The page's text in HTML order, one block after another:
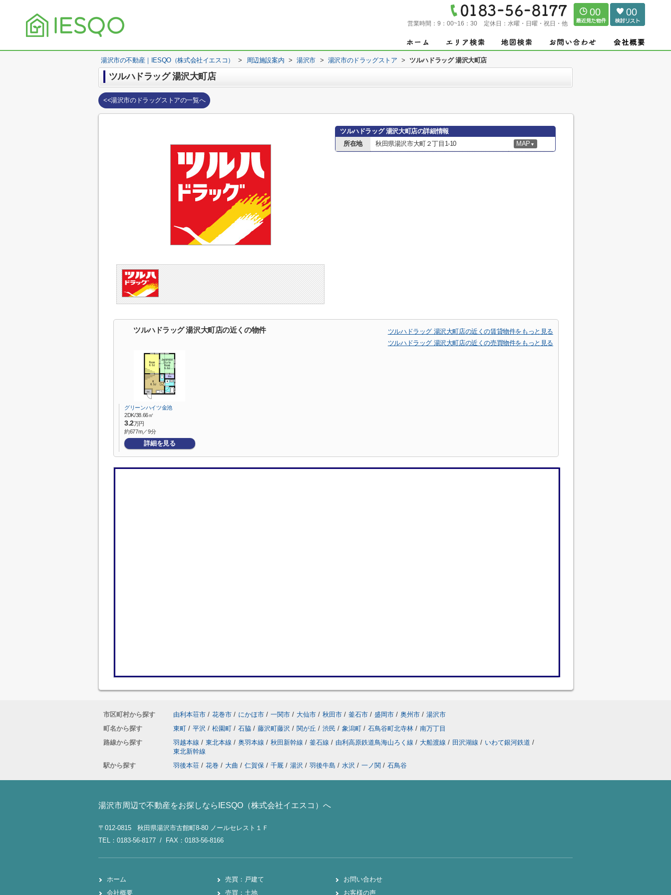
営業時間： 9：00~16：30 定休日： 水曜・日曜・祝日・他
00 00
湯沢市の不動産｜IESQO（株式会社イエスコ） > 周辺施設案内 > 湯沢市 > 湯沢市のドラッグストア > ツルハドラッグ 湯沢大町店
ツルハドラッグ 湯沢大町店
<<湯沢市のドラッグストアの一覧へ
ツルハドラッグ 湯沢大町店の詳細情報
所在地
秋田県湯沢市大町２丁目1-10 MAP ▼
ツルハドラッグ 湯沢大町店の近くの物件
ツルハドラッグ 湯沢大町店の近くの賃貸物件をもっと見る
ツルハドラッグ 湯沢大町店の近くの売買物件をもっと見る
グリーンハイツ金池
2DK/38.66㎡
3.2万円
約677m／9分
詳細を見る
市区町村から探す 由利本荘市 / 花巻市 / にかほ市 / 一関市 / 大仙市 / 秋田市 / 釜石市 / 盛岡市 / 奥州市 / 湯沢市
町名から探す
東町 / 平沢 / 松園町 / 石脇 / 藤沢町藤沢 / 関が丘 / 渋民 / 象潟町 / 石鳥谷町北寺林 / 南万丁目
路線から探す
羽越本線 / 東北本線 / 奥羽本線 / 秋田新幹線 / 釜石線 / 由利高原鉄道鳥海山ろく線 / 大船渡線 / 田沢湖線 / いわて銀河鉄道 /
東北新幹線
駅から探す
羽後本荘 / 花巻 / 大曲 / 仁賀保 / 千厩 / 湯沢 / 羽後牛島 / 水沢 / 一ノ関 / 石鳥谷
湯沢市周辺で不動産をお探しならIESQO（株式会社イエスコ）へ
〒012-0815 秋田県湯沢市古館町8-80 ノールセレスト１Ｆ
TEL：0183-56-8177 / FAX：0183-56-8166
ホーム
会社概要
売買：戸建て
売買：土地
お問い合わせ
お客様の声